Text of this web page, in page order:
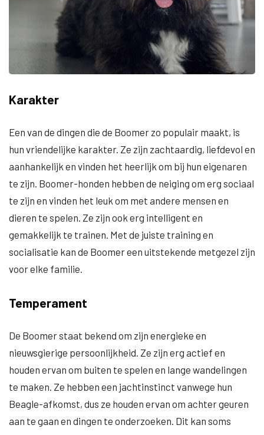
Karakter
Een van de dingen die de Boomer zo populair maakt, is
hun vriendelijke karakter. Ze zijn zachtaardig, liefdevol en
aanhankelijk en vinden het heerlijk om bij hun eigenaren
te zijn. Boomer-honden hebben de neiging om erg sociaal
te zijn en vinden het leuk om met andere mensen en
dieren te spelen. Ze zijn ook erg intelligent en
gemakkelijk te trainen. Met de juiste training en
socialisatie kan de Boomer een uitstekende metgezel zijn
voor elke familie.
Temperament
De Boomer staat bekend om zijn energieke en
nieuwsgierige persoonlijkheid. Ze zijn erg actief en
houden ervan om buiten te spelen en lange wandelingen
te maken. Ze hebben een jachtinstinct vanwege hun
Beagle-afkomst, dus ze houden ervan om achter geuren
aan te gaan en dingen te onderzoeken. Dit kan soms